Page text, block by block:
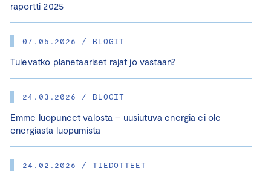
raportti 2025
07.05.2026 / BLOGIT
Tulevatko planetaariset rajat jo vastaan?
24.03.2026 / BLOGIT
Emme luopuneet valosta – uusiutuva energia ei ole
energiasta luopumista
24.02.2026 / TIEDOTTEET